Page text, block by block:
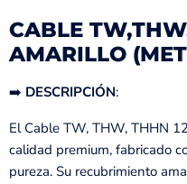
CABLE
AMARILLO
➡️ DESCRIPCIÓN:
El Cable TW, THW, THHN
calidad premium, fabricado
pureza. Su recubrimiento